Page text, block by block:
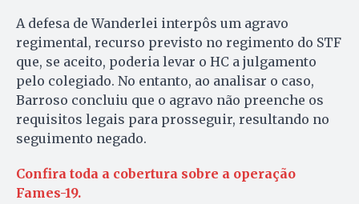
A defesa de Wanderlei interpôs um agravo
regimental, recurso previsto no regimento do STF
que, se aceito, poderia levar o HC a julgamento
pelo colegiado. No entanto, ao analisar o caso,
Barroso concluiu que o agravo não preenche os
requisitos legais para prosseguir, resultando no
seguimento negado.
Confira toda a cobertura sobre a operação
Fames-19.